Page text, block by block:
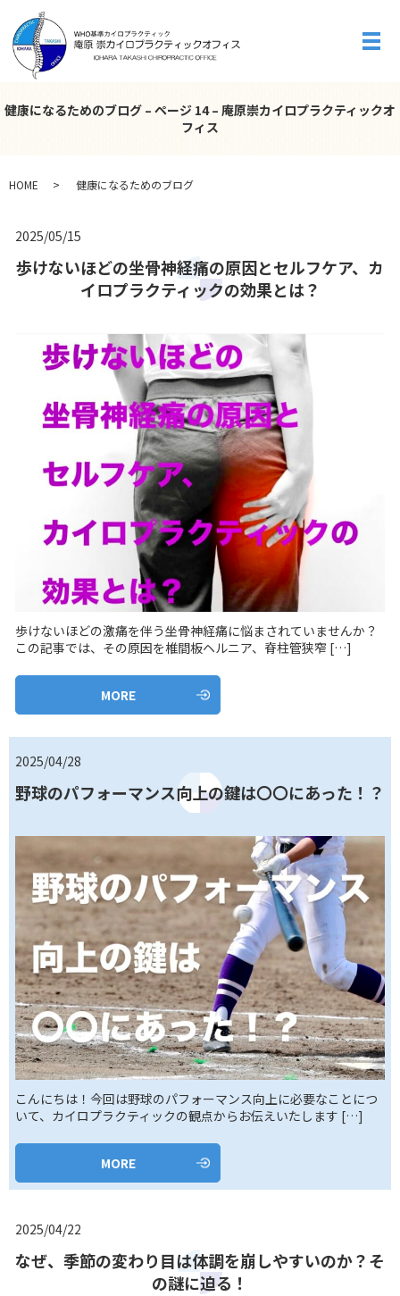
メ
健康になるためのブログ – ページ 14 – 庵原崇カイロプラクティックオ
フィス
HOME 健康になるためのブログ
2025/05/15
歩けないほどの坐骨神経痛の原因とセルフケア、カ
イロプラクティックの効果とは？
歩けないほどの激痛を伴う坐骨神経痛に悩まされていませんか？
この記事では、その原因を椎間板ヘルニア、脊柱管狭窄 […]
MORE
2025/04/28
野球のパフォーマンス向上の鍵は〇〇にあった！？
こんにちは！今回は野球のパフォーマンス向上に必要なことにつ
いて、カイロプラクティックの観点からお伝えいたします […]
MORE
2025/04/22
なぜ、季節の変わり目は体調を崩しやすいのか？そ
の謎に迫る！